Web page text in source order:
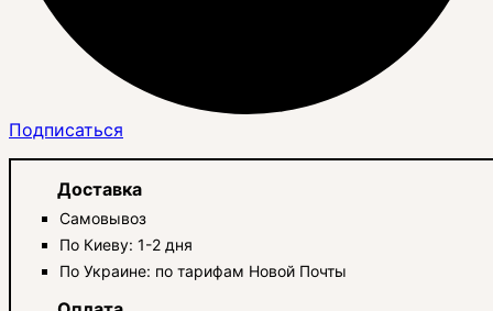
Подписаться
Доставка
Самовывоз
По Киеву: 1-2 дня
По Украине: по тарифам Новой Почты